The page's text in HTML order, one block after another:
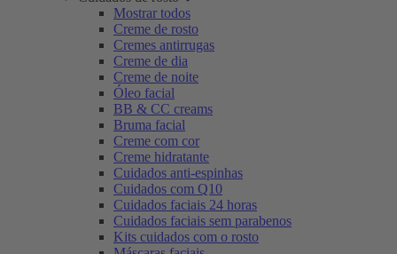
Mostrar todos
Creme de rosto
Cremes antirrugas
Creme de dia
Creme de noite
Óleo facial
BB & CC creams
Bruma facial
Creme com cor
Creme hidratante
Cuidados anti-espinhas
Cuidados com Q10
Cuidados faciais 24 horas
Cuidados faciais sem parabenos
Kits cuidados com o rosto